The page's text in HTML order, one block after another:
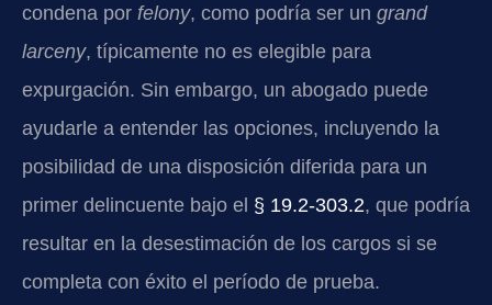
condena por felony, como podría ser un grand
larceny, típicamente no es elegible para
expurgación. Sin embargo, un abogado puede
ayudarle a entender las opciones, incluyendo la
posibilidad de una disposición diferida para un
primer delincuente bajo el § 19.2-303.2, que podría
resultar en la desestimación de los cargos si se
completa con éxito el período de prueba.